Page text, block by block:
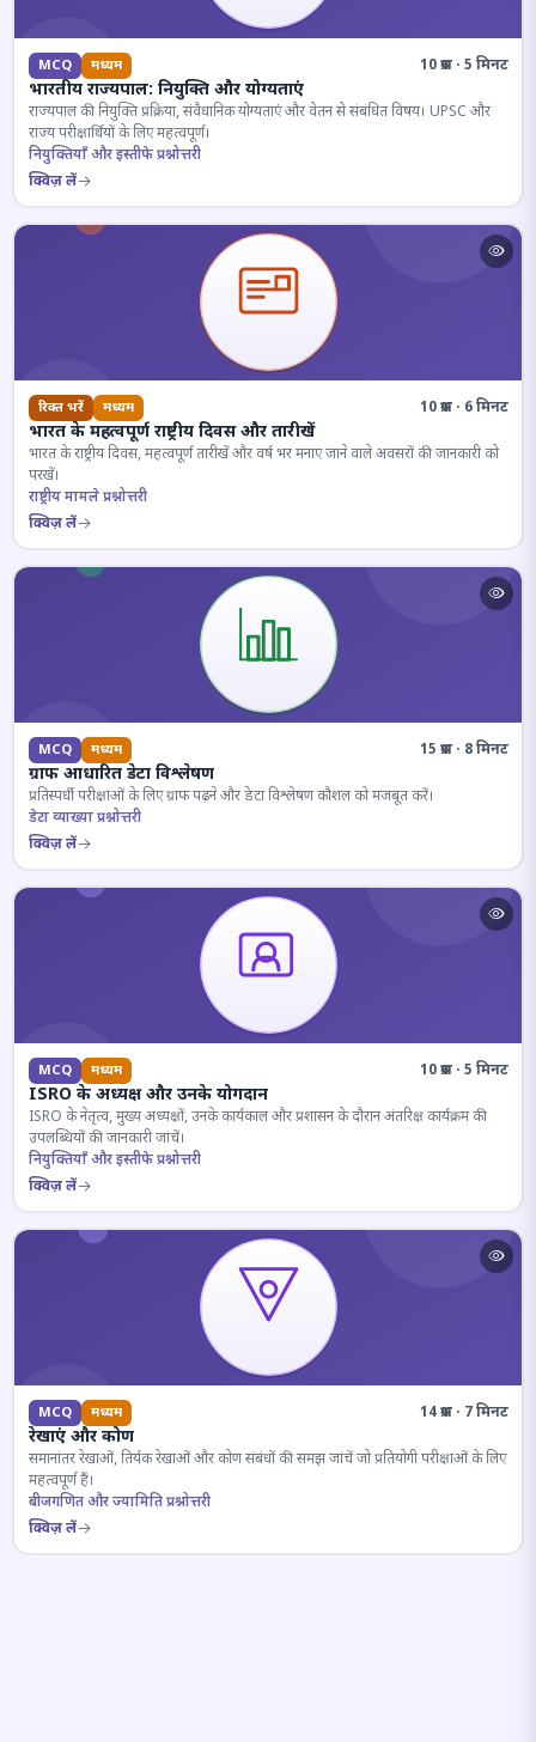
MCQ मध्यम 10 प्रश्न · 5 मिनट
भारतीय राज्यपाल: नियुक्ति और योग्यताएं
राज्यपाल की नियुक्ति प्रक्रिया, संवैधानिक योग्यताएं और वेतन से संबंधित विषय। UPSC और
राज्य परीक्षार्थियों के लिए महत्वपूर्ण।
नियुक्तियाँ और इस्तीफे प्रश्नोत्तरी
क्विज़ लें
रिक्त भरें मध्यम 10 प्रश्न · 6 मिनट
भारत के महत्वपूर्ण राष्ट्रीय दिवस और तारीखें
भारत के राष्ट्रीय दिवस, महत्वपूर्ण तारीखें और वर्ष भर मनाए जाने वाले अवसरों की जानकारी को
परखें।
राष्ट्रीय मामले प्रश्नोत्तरी
क्विज़ लें
MCQ मध्यम 15 प्रश्न · 8 मिनट
ग्राफ आधारित डेटा विश्लेषण
प्रतिस्पर्धी परीक्षाओं के लिए ग्राफ पढ़ने और डेटा विश्लेषण कौशल को मजबूत करें।
डेटा व्याख्या प्रश्नोत्तरी
क्विज़ लें
MCQ मध्यम 10 प्रश्न · 5 मिनट
ISRO के अध्यक्ष और उनके योगदान
ISRO के नेतृत्व, मुख्य अध्यक्षों, उनके कार्यकाल और प्रशासन के दौरान अंतरिक्ष कार्यक्रम की
उपलब्धियों की जानकारी जांचें।
नियुक्तियाँ और इस्तीफे प्रश्नोत्तरी
क्विज़ लें
MCQ मध्यम 14 प्रश्न · 7 मिनट
रेखाएं और कोण
समानांतर रेखाओं, तिर्यक रेखाओं और कोण संबंधों की समझ जांचें जो प्रतियोगी परीक्षाओं के लिए
महत्वपूर्ण हैं।
बीजगणित और ज्यामिति प्रश्नोत्तरी
क्विज़ लें